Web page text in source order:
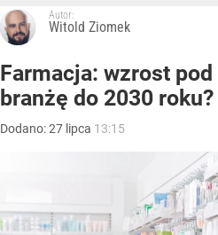
Autor:
Witold Ziomek
Farmacja: wzrost
branżę do 2030 roku?
Dodano:27 lipca 13:15